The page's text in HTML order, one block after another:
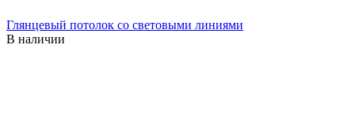
Глянцевый потолок со световыми линиями
В наличии